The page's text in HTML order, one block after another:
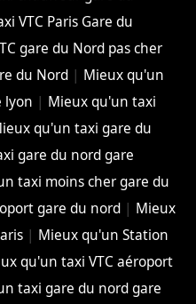
VTC Paris Gare du
gare du Nord pas cher
du Nord | Mieux qu'un
lyon | Mieux qu'un taxi
qu'un taxi gare du
gare du nord gare
taxi moins cher gare du
gare du nord| Mieux
| Mieux qu'un Station
qu'un taxi VTC aéroport
taxi gare du nord gare